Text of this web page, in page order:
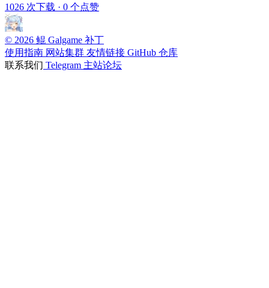
1026 次下载 · 0 个点赞
© 2026 鲲 Galgame 补丁
使用指南 网站集群 友情链接 GitHub 仓库
联系我们 Telegram 主站论坛